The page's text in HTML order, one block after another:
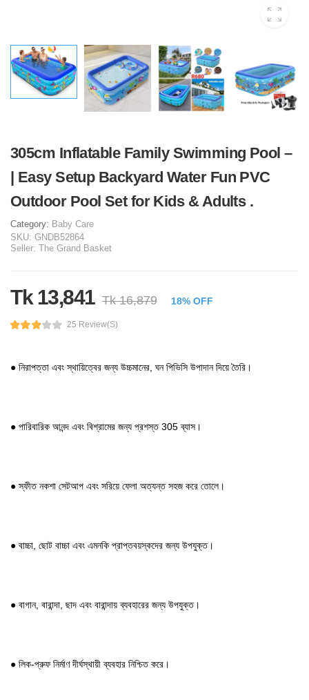
305cm Inflatable Family Swimming Pool –
| Easy Setup Backyard Water Fun PVC
Outdoor Pool Set for Kids & Adults .
Category: Baby Care
SKU: GNDB52864
Seller: The Grand Basket
Tk 13,841 Tk 16,879 18% OFF
25 Review(s)
● নিরাপত্তা এবং স্থায়িত্বের জন্য উচ্চমানের, ঘন পিভিসি উপাদান দিয়ে তৈরি।
● পারিবারিক আনন্দ এবং বিশ্রামের জন্য প্রশস্ত 305 ব্যাস।
● স্ফীত নকশা সেটআপ এবং সরিয়ে ফেলা অত্যন্ত সহজ করে তোলে।
● বাচ্চা, ছোট বাচ্চা এবং এমনকি প্রাপ্তবয়স্কদের জন্য উপযুক্ত।
● বাগান, বারান্দা, ছাদ এবং বারান্দায় ব্যবহারের জন্য উপযুক্ত।
● লিক-প্রুফ নির্মাণ দীর্ঘস্থায়ী ব্যবহার নিশ্চিত করে।